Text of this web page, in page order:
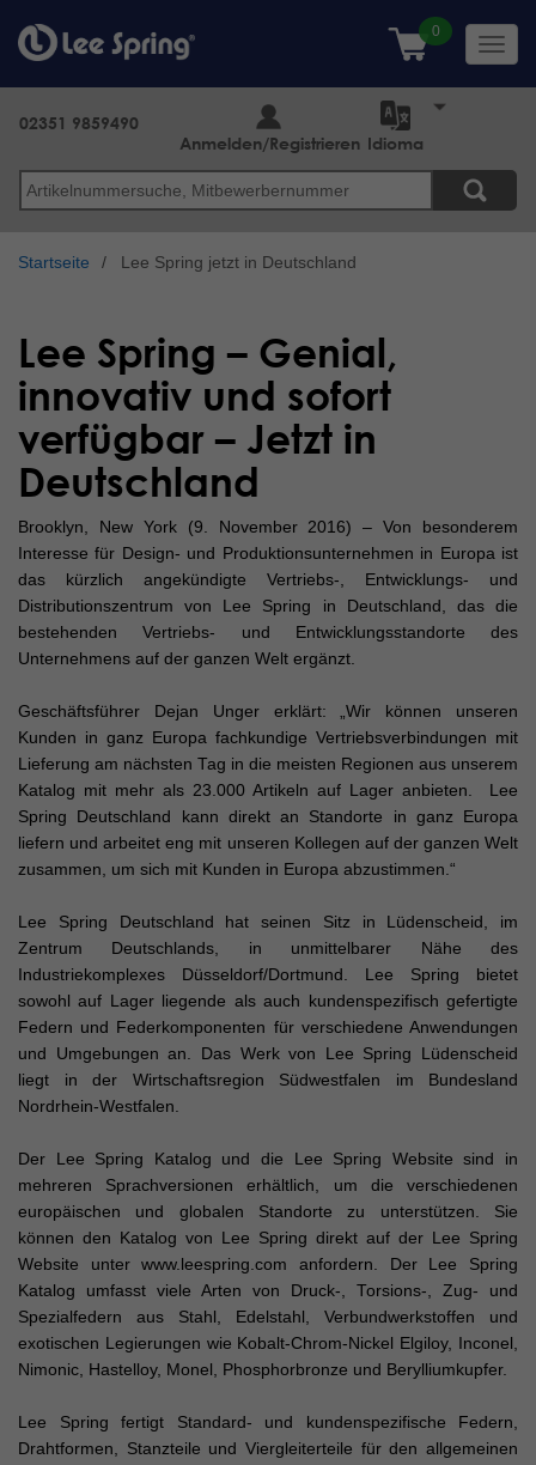
zum
Inhalt
Suche
02351 9859490
Anmelden/RegistrierenIdioma
Startseite Lee Spring jetzt in Deutschland
Lee Spring – Genial,
innovativ und sofort
verfügbar – Jetzt in
Deutschland
Brooklyn, New York (9. November 2016) – Von besonderem
Interesse für Design- und Produktionsunternehmen in Europa ist
das kürzlich angekündigte Vertriebs-, Entwicklungs- und
Distributionszentrum von Lee Spring in Deutschland, das die
bestehenden Vertriebs- und Entwicklungsstandorte des
Unternehmens auf der ganzen Welt ergänzt.
Geschäftsführer Dejan Unger erklärt: „Wir können unseren
Kunden in ganz Europa fachkundige Vertriebsverbindungen mit
Lieferung am nächsten Tag in die meisten Regionen aus unserem
Katalog mit mehr als 23.000 Artikeln auf Lager anbieten. Lee
Spring Deutschland kann direkt an Standorte in ganz Europa
liefern und arbeitet eng mit unseren Kollegen auf der ganzen Welt
zusammen, um sich mit Kunden in Europa abzustimmen.“
Lee Spring Deutschland hat seinen Sitz in Lüdenscheid, im
Zentrum Deutschlands, in unmittelbarer Nähe des
Industriekomplexes Düsseldorf/Dortmund. Lee Spring bietet
sowohl auf Lager liegende als auch kundenspezifisch gefertigte
Federn und Federkomponenten für verschiedene Anwendungen
und Umgebungen an. Das Werk von Lee Spring Lüdenscheid
liegt in der Wirtschaftsregion Südwestfalen im Bundesland
Nordrhein-Westfalen.
Der Lee Spring Katalog und die Lee Spring Website sind in
mehreren Sprachversionen erhältlich, um die verschiedenen
europäischen und globalen Standorte zu unterstützen. Sie
können den Katalog von Lee Spring direkt auf der Lee Spring
Website unter www.leespring.com anfordern. Der Lee Spring
Katalog umfasst viele Arten von Druck-, Torsions-, Zug- und
Spezialfedern aus Stahl, Edelstahl, Verbundwerkstoffen und
exotischen Legierungen wie Kobalt-Chrom-Nickel Elgiloy, Inconel,
Nimonic, Hastelloy, Monel, Phosphorbronze und Berylliumkupfer.
Lee Spring fertigt Standard- und kundenspezifische Federn,
Drahtformen, Stanzteile und Viergleiterteile für den allgemeinen